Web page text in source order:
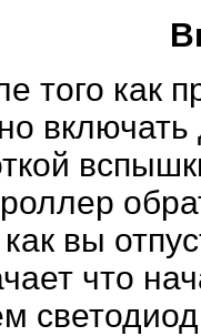
того как
включать
как вы
что